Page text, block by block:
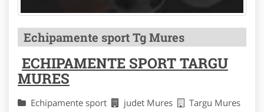
Echipamente sport Tg Mures
ECHIPAMENTE SPORT TARGU
MURES
Echipamente sport judet Mures
Targu Mures